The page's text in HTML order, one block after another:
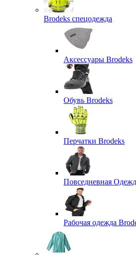
Brodeks спецодежда
Аксессуары Brodeks
Обувь Brodeks
Перчатки Brodeks
Повседневная
Рабочая одежда